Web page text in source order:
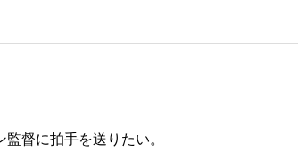
督に拍手を送りたい。